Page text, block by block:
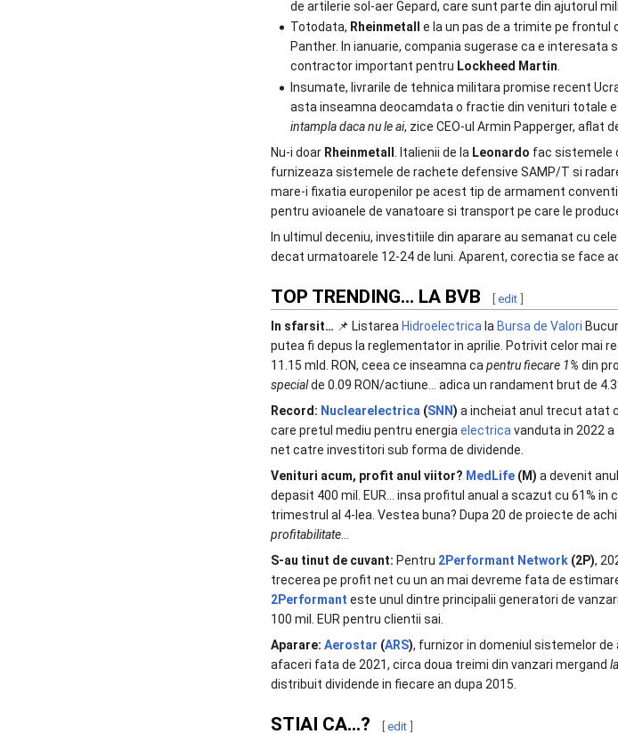
de artilerie sol-aer Gepard, care sunt parte din ajutorul
Totodata, Rheinmetall
e la un pas de a trimite pe frontul
Panther. In ianuarie, compania sugerase ca e interesata
contractor important pentru Lockheed Martin.
Insumate, livrarile de tehnica militara promise recent
asta inseamna deocamdata o fractie din venituri totale
intampla daca nu le ai, zice CEO-ul Armin Papperger, aflat
Nu-i doar Rheinmetall . Italienii de la Leonardo fac sistemele
furnizeaza sistemele de rachete defensive SAMP/T si
mare-i fixatia europenilor pe acest tip de armament
pentru avioanele de vanatoare si transport pe care le
In ultimul deceniu, investitiile din aparare au semanat cu
decat urmatoarele 12-24 de luni. Aparent, corectia se face
TOP TRENDING... LA BVB edit
In sfarsit… 📌 Listarea Hidroelectrica la Bursa de Valori
putea fi depus la reglementator in aprilie. Potrivit celor mai
11.15 mld. RON, ceea ce inseamna ca pentru fiecare 1% din
specialde 0.09 RON/actiune… adica un randament brut de
Record: Nuclearelectrica (SNN) a incheiat anul trecut atat
care pretul mediu pentru energia electrica vanduta in 2022
net catre investitori sub forma de dividende.
Venituri acum, profit anul viitor? MedLife (M) a devenit
depasit 400 mil. EUR… insa profitul anual a scazut cu 61%
trimestrul al 4-lea. Vestea buna? Dupa 20 de proiecte de
profitabilitate
S-au tinut de cuvant: Pentru 2Performant Network (2P),
trecerea pe profit net cu un an mai devreme fata de
2Performant este unul dintre principalii generatori de
100 mil. EUR pentru clientii sai.
Aparare: Aerostar (ARS), furnizor in domeniul sistemelor
afaceri fata de 2021, circa doua treimi din vanzari mergand
distribuit dividende in fiecare an dupa 2015.
STIAI CA...? edit